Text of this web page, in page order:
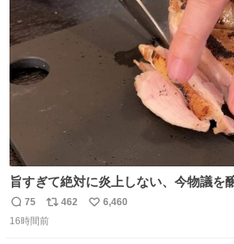
ト
数
旨すぎて絶対に炎上しない、今物議を醸して
たき】 を家で作る方法を教えます 鶏もも肉に特別な処理を
して大葉やみょうがなどの薬味と一緒にい
返
信
75
リ
ポ
462
い
6,460
16時間前